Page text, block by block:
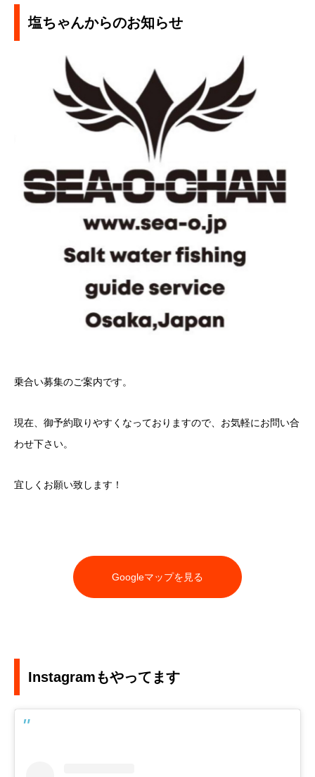
塩ちゃんからのお知らせ
乗合い募集のご案内です。
現在、御予約取りやすくなっておりますので、お気軽にお問い合
わせ下さい。
宜しくお願い致します！
Googleマップを見る
Instagramもやってます